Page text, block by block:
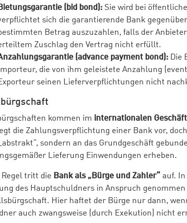
Bietungsgarantie (bid bond): Sie wird bei
sich die garantierende Bank
Betrag auszuzahlen, falls der
Zuschlag den Vertrag nicht erfüllt.
(advance payment bond): Die
Importeur, die von ihm geleistete Anzahlung
seinen Lieferverpflichtungen nicht
kommen im internationalen
die Zahlungsverpflichtung einer Bank vor,
sondern an das Grundgeschäft
Lieferung Einwendungen erheben.
Regel tritt die Bank als „Bürge und Zahler“ auf.
des Hauptschuldners in Anspruch
Hier haftet der Bürge nur dann,
auch zwangsweise (durch Exekution) nicht